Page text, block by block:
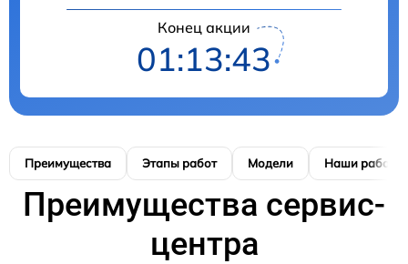
Конец акции
01:13:42
Преимущества Этапы работ Модели Наши работы
Преимущества сервис-
центра